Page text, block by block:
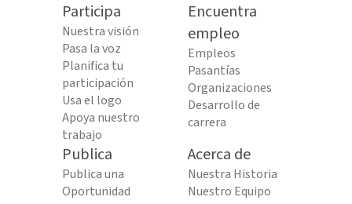
Participa
Nuestra visión
Pasa la voz
Planifica tu
participación
Usa el logo
Apoya nuestro
trabajo
Encuentra
empleo
Empleos
Pasantías
Organizaciones
Desarrollo de
carrera
Publica
Publica una
Oportunidad
Acerca de
Nuestra Historia
Nuestro Equipo